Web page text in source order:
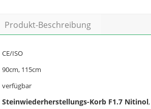
Produkt-Beschreibung
CE/ISO
90cm, 115cm
verfügbar
Steinwiederherstellungs-Korb F1.7 Nitinol,